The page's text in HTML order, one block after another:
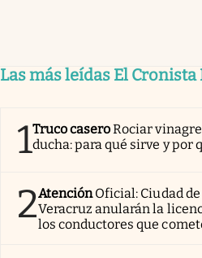
Las más leídas El Cronista
1Truco caseroRociar
ducha: para qué sirve y por
2AtenciónOficial: Ciudad
Veracruz anularán la
los conductores que